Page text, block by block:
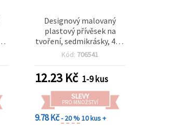
Designový malovaný
plastový přívěsek na
tvoření, sedmikrásky, 40 x
29 x 2,5 mm, otvor 1 mm
Kód: 706541
12.23Kč 1-9 kus
SLEVY
PRO MNOŽSTVÍ
9.78 Kč- 20 %10 kus +